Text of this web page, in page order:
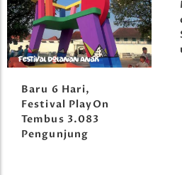
Baru 6 Hari,
Festival PlayOn
Tembus 3.083
Pengunjung